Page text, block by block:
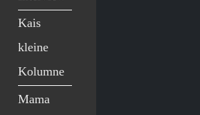
Kais
kleine
Kolumne
Mama